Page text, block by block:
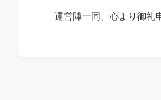
運営陣一同、心より御礼